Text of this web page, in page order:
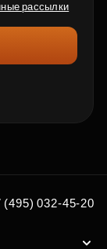
рассылки
(495) 032-45-20